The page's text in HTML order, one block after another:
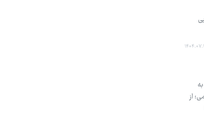
به
از